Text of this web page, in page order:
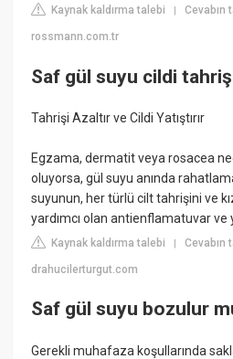
Kaynak kaldırma talebi |Cevabın
rossmann.com.tr
Saf gül suyu cildi
Tahrişi Azaltır ve Cildi Yatıştırır
Egzama, dermatit veya rosacea
oluyorsa, gül suyu anında
suyunun, her türlü cilt tahrişini ve
yardımcı olan antienflamatuvar ve
Kaynak kaldırma talebi |Cevabın
drahucilerturgut.com
Saf gül suyu bozulur
Gerekli muhafaza koşullarında